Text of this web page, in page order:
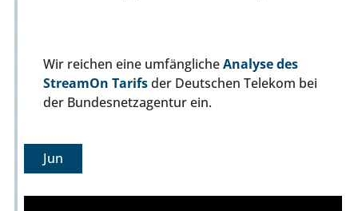
Wir reichen eine umfänglicheAnalyse des
StreamOn Tarifsder Deutschen Telekom bei
der Bundesnetzagentur ein.
Jun